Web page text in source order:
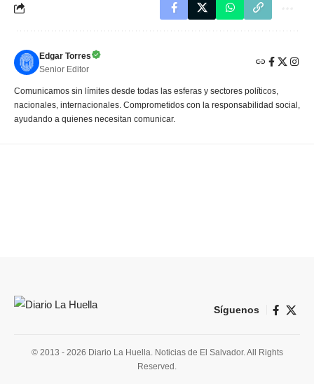
Edgar Torres
Senior Editor
Comunicamos sin límites desde todas las esferas y sectores políticos,
nacionales, internacionales. Comprometidos con la responsabilidad social,
ayudando a quienes necesitan comunicar.
Síguenos
© 2013 - 2026 Diario La Huella. Noticias de El Salvador. All Rights
Reserved.